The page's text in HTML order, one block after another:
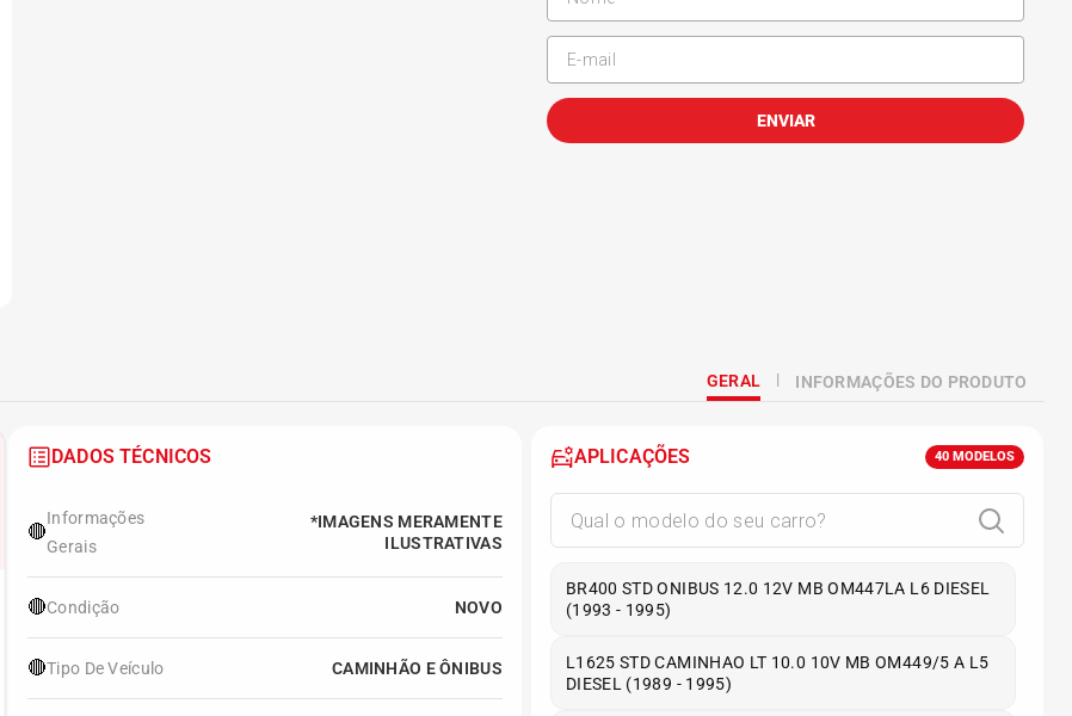
ENVIAR
GERAL INFORMAÇÕES DO PRODUTO
DADOS TÉCNICOS
🔴
Informações
Gerais
*IMAGENS MERAMENTE
ILUSTRATIVAS
🔴Condição NOVO
🔴Tipo De Veículo CAMINHÃO E ÔNIBUS
APLICAÇÕES 40 MODELOS
BR400 STD ONIBUS 12.0 12V MB OM447LA L6 DIESEL
(1993 - 1995)
L1625 STD CAMINHAO LT 10.0 10V MB OM449/5 A L5
DIESEL (1989 - 1995)